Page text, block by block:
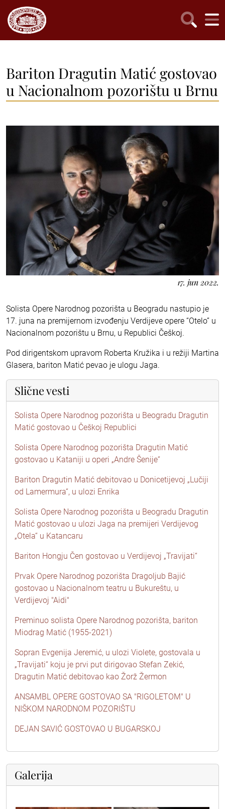
Bariton Dragutin Matić gostovao
u Nacionalnom pozorištu u Brnu
17. jun 2022.
Solista Opere Narodnog pozorišta u Beogradu nastupio je
17. juna na premijernom izvođenju Verdijeve opere “Otelo” u
Nacionalnom pozorištu u Brnu, u Republici Češkoj.
Pod dirigentskom upravom Roberta Kružika i u režiji Martina
Glasera, bariton Matić pevao je ulogu Jaga.
Slične vesti
Solista Opere Narodnog pozorišta u Beogradu Dragutin
Matić gostovao u Češkoj Republici
Solista Opere Narodnog pozorišta Dragutin Matić
gostovao u Kataniji u operi „Andre Šenije“
Bariton Dragutin Matić debitovao u Donicetijevoj „Lučiji
od Lamermura“, u ulozi Enrika
Solista Opere Narodnog pozorišta u Beogradu Dragutin
Matić gostovao u ulozi Jaga na premijeri Verdijevog
„Otela“ u Katancaru
Bariton Hongju Čen gostovao u Verdijevoj „Travijati“
Prvak Opere Narodnog pozorišta Dragoljub Bajić
gostovao u Nacionalnom teatru u Bukureštu, u
Verdijevoj "Aidi"
Preminuo solista Opere Narodnog pozorišta, bariton
Miodrag Matić (1955-2021)
Sopran Evgenija Jeremić, u ulozi Violete, gostovala u
„Travijati“ koju je prvi put dirigovao Stefan Zekić,
Dragutin Matić debitovao kao Žorž Žermon
ANSAMBL OPERE GOSTOVAO SA "RIGOLETOM" U
NIŠKOM NARODNOM POZORIŠTU
DEJAN SAVIĆ GOSTOVAO U BUGARSKOJ
Galerija